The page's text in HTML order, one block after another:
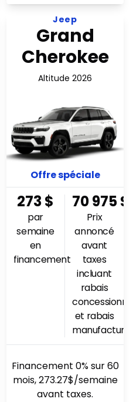
Voir l'offre 273.27$ par
Jeep
Grand
Cherokee
Altitude 2026
Offre spéciale
273$
par
semaine
en
financement
70 975$
Prix
annoncé
avant
taxes
incluant
rabais
et rabais
Financement 0% sur 60
mois, 273.27$/semaine
avant taxes.